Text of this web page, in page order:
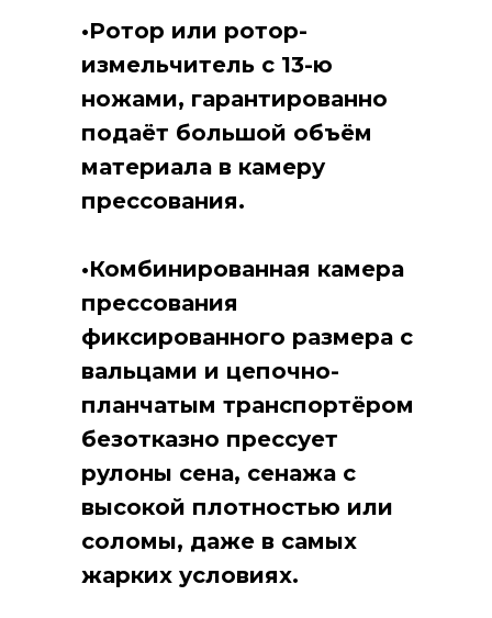
•Ротор или ротор-
измельчитель с 13-ю
ножами, гарантированно
подаёт большой объём
материала в камеру
прессования.
•Комбинированная камера
прессования
фиксированного размера с
вальцами и цепочно-
планчатым транспортёром
безотказно прессует
рулоны сена, сенажа с
высокой плотностью или
соломы, даже в самых
жарких условиях.